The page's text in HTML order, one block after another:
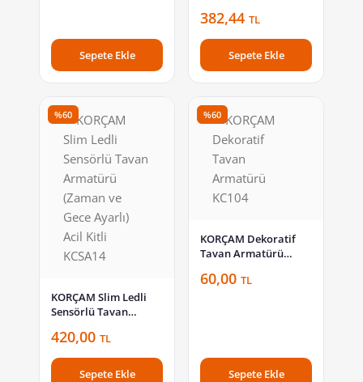
Sepete Ekle
Kitli E27 Duylu Beyaz
BFR102-P
382,44 TL
Sepete Ekle
%60
KORÇAM Slim Ledli
Sensörlü Tavan
Gece Ayarlı) Acil Kitli
KCSA14
420,00 TL
Sepete Ekle
%60
KORÇAM Dekoratif
Tavan Armatürü
60,00 TL
Sepete Ekle